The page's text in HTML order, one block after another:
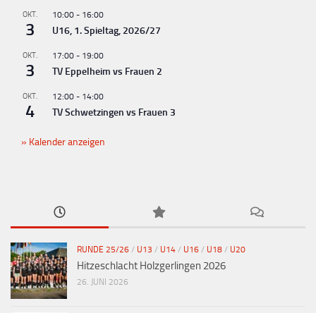
OKT.
3
10:00 - 16:00
U16, 1. Spieltag, 2026/27
OKT.
3
17:00 - 19:00
TV Eppelheim vs Frauen 2
OKT.
4
12:00 - 14:00
TV Schwetzingen vs Frauen 3
Kalender anzeigen
RUNDE 25/26 / U13 / U14 / U16 / U18 / U20
Hitzeschlacht Holzgerlingen 2026
26. JUNI 2026